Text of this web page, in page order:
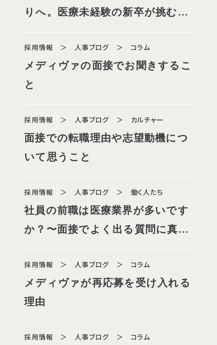
りへ。医療未経験の新卒が挑む、
採用情報 ＞ 人事ブログ ＞ コラム
メディヴァの面接でお聞きするこ
と
採用情報 ＞ 人事ブログ ＞ カルチャー
面接での転職理由や志望動機につ
いて思うこと
採用情報 ＞ 人事ブログ ＞ 働く人たち
社員の前職は医療業界が多いです
か？〜面接でよく出る質問に真面
採用情報 ＞ 人事ブログ ＞ コラム
メディヴァが再応募を受け入れる
理由
採用情報 ＞ 人事ブログ ＞ コラム